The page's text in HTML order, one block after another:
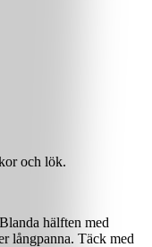
och lök.
hälften med
långpanna. Täck med